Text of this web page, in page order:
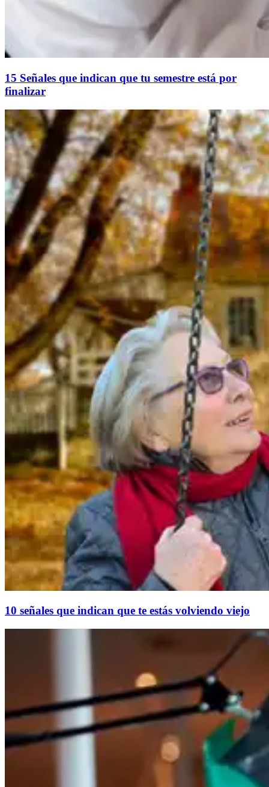
15 Señales que indican que tu semestre está por
finalizar
10 señales que indican que te estás volviendo viejo